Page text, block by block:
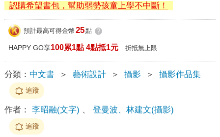
認購希望書包，幫助弱勢孩童上學不中斷！
預計最高可得金幣 25點 ?
HAPPY GO享100累1點 4點抵1元 折抵無上限
分類： 中文書 ＞ 藝術設計 ＞ 攝影 ＞ 攝影作品集
追蹤
作者： 李昭融(文字) 、 登曼波、林建文(攝影)
追蹤